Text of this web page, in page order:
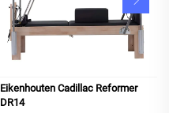
Eikenhouten Cadillac Reformer
DR14